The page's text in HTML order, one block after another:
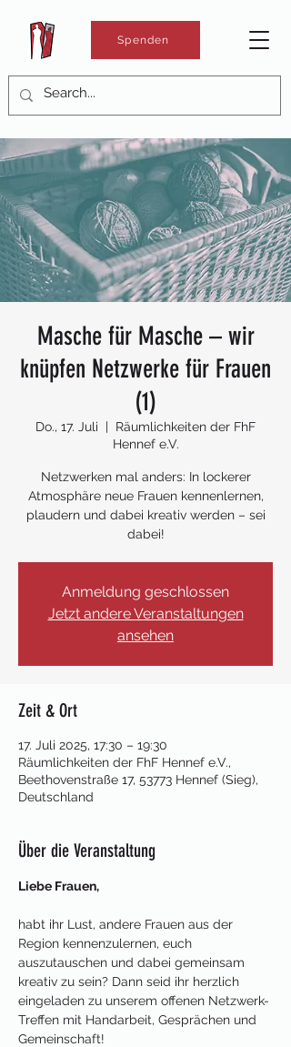
Spenden
Masche für Masche – wir
knüpfen Netzwerke für Frauen
(1)
Do., 17. Juli
  |
Räumlichkeiten der FhF
Hennef e.V.
Netzwerken mal anders: In lockerer
Atmosphäre neue Frauen kennenlernen,
plaudern und dabei kreativ werden – sei
dabei!
Anmeldung geschlossen
Jetzt andere Veranstaltungen
ansehen
Zeit & Ort
17. Juli 2025, 17:30 – 19:30
Räumlichkeiten der FhF Hennef e.V.,
Beethovenstraße 17, 53773 Hennef (Sieg),
Deutschland
Über die Veranstaltung
Liebe Frauen,
habt ihr Lust, andere Frauen aus der
Region kennenzulernen, euch
auszutauschen und dabei gemeinsam
kreativ zu sein? Dann seid ihr herzlich
eingeladen zu unserem offenen Netzwerk-
Treffen mit Handarbeit, Gesprächen und
Gemeinschaft!